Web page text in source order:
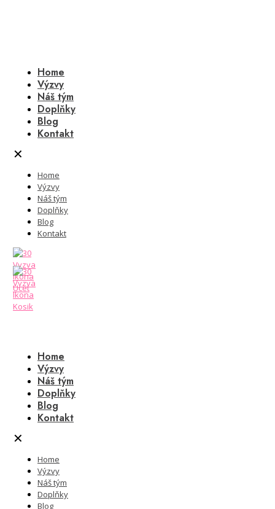
Home
Výzvy
Náš tým
Doplňky
Blog
Kontakt
✕
Home
Výzvy
Náš tým
Doplňky
Blog
Kontakt
Home
Výzvy
Náš tým
Doplňky
Blog
Kontakt
✕
Home
Výzvy
Náš tým
Doplňky
Blog